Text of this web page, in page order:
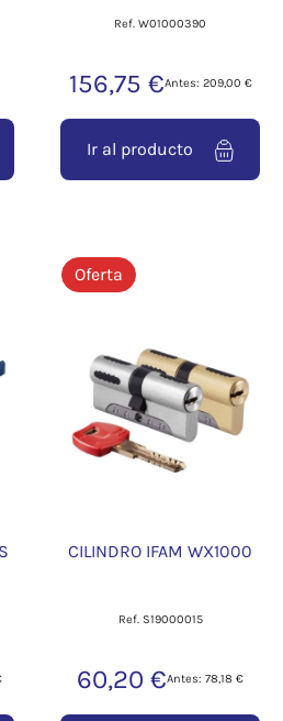
Ref. W01000390
156,75 €Antes: 209,00 €
Ir al producto
Oferta
CILINDRO IFAM WX1000
Ref. S19000015
60,20 €Antes: 78,18 €